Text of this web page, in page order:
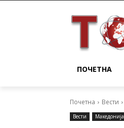
ПОЧЕТНА
Почетна Вести
Вести Македонија